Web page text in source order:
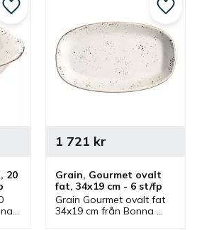
20
Lägg till i favoriter
Grain, Gourmet ovalt
fat, 34x19 cm - 6 st/fp
Grain Gourmet ovalt fat
34x19 cm från Bonna
1 721 kr
Lägg